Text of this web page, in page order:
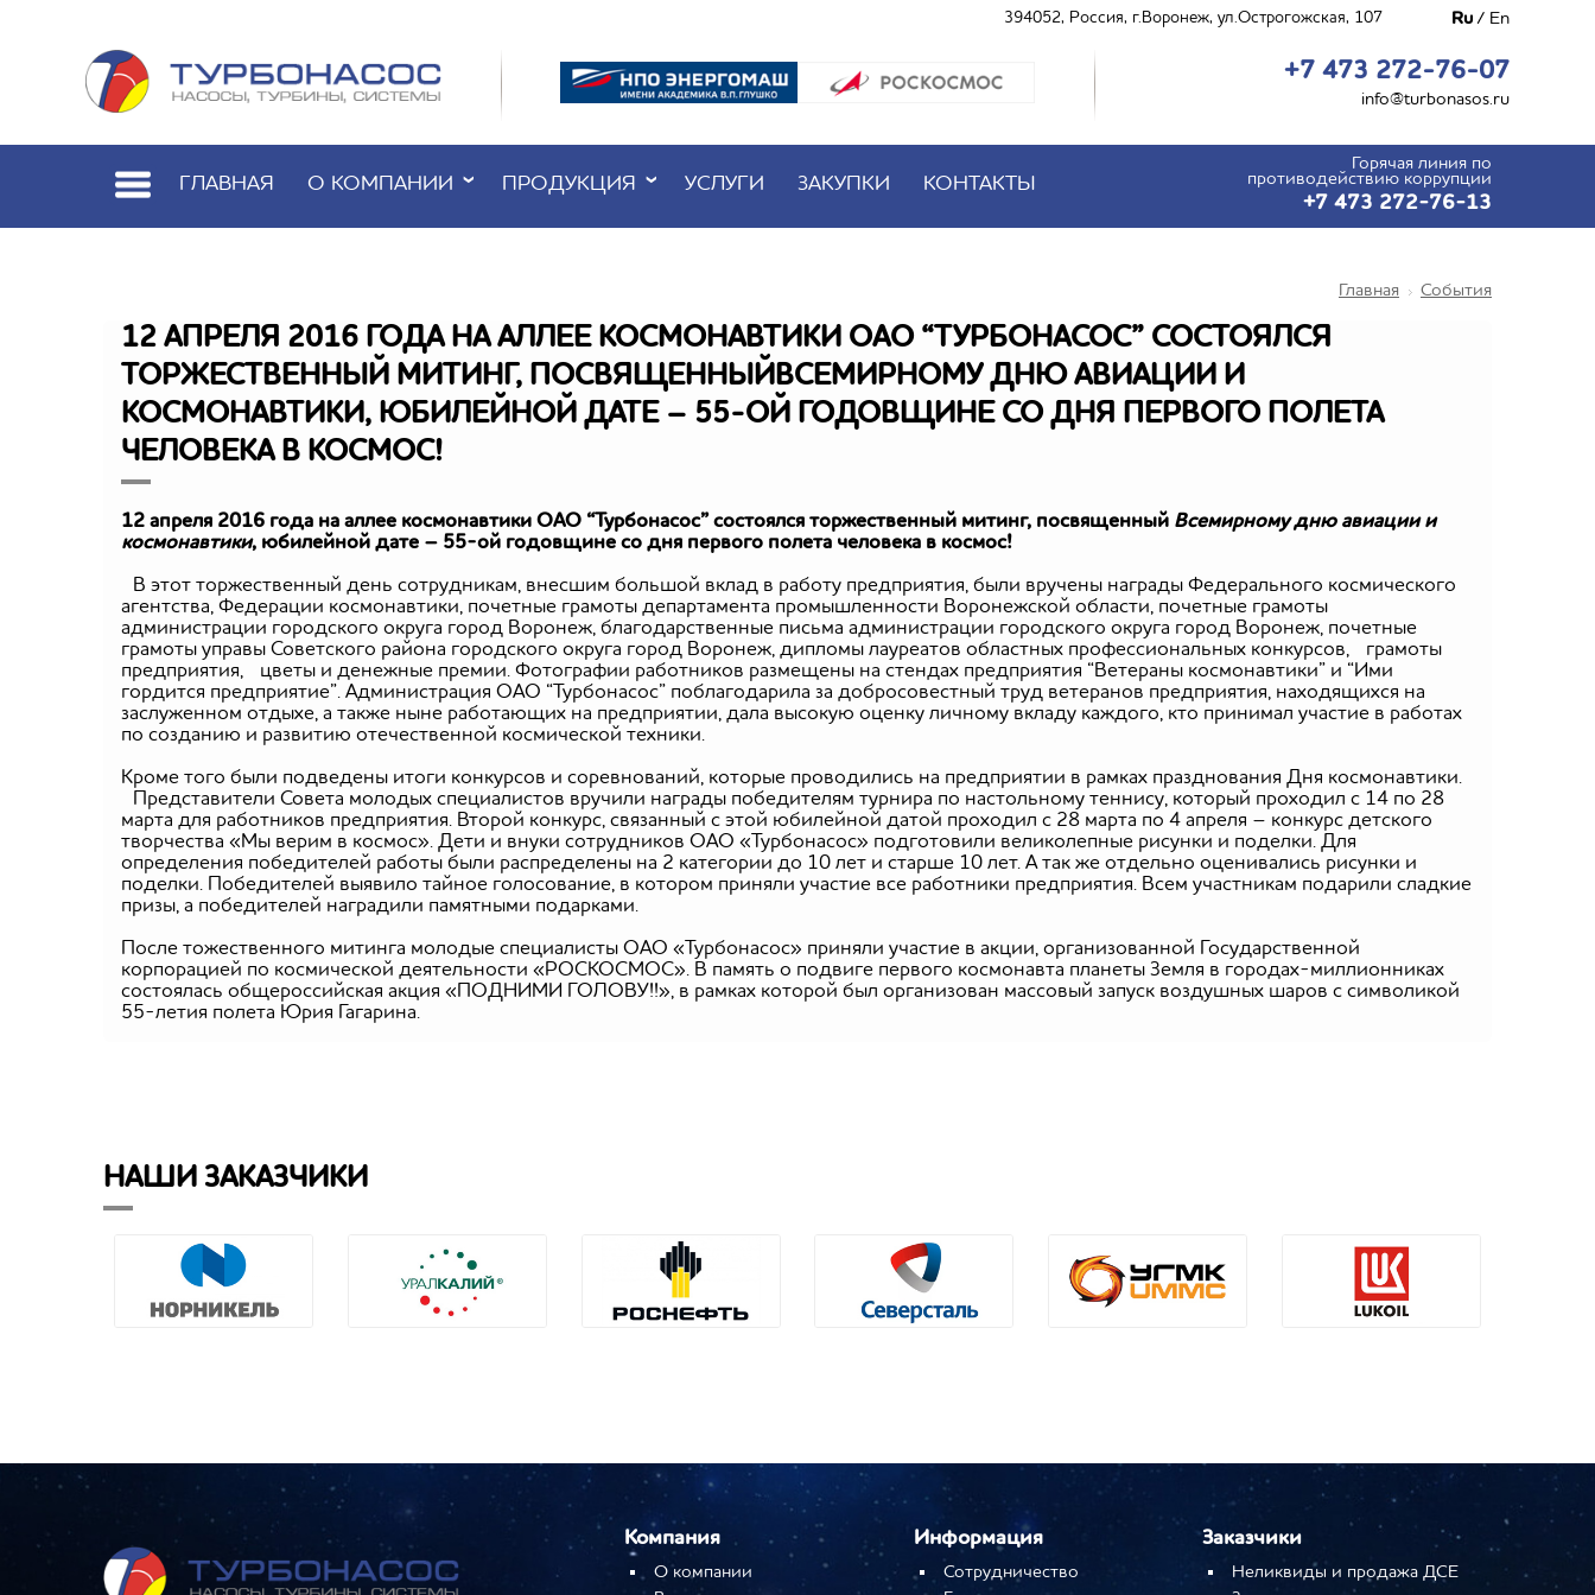
394052, Россия, г.Воронеж, ул.Острогожская, 107 Ru / En
+7 473 272-76-07
info@turbonasos.ru
ГЛАВНАЯ О КОМПАНИИ ПРОДУКЦИЯ УСЛУГИ ЗАКУПКИ КОНТАКТЫ
Горячая линия по
противодействию коррупции
+7 473 272-76-13
Главная События
12 АПРЕЛЯ 2016 ГОДА НА АЛЛЕЕ КОСМОНАВТИКИ ОАО “ТУРБОНАСОС” СОСТОЯЛСЯ
ТОРЖЕСТВЕННЫЙ МИТИНГ, ПОСВЯЩЕННЫЙВСЕМИРНОМУ ДНЮ АВИАЦИИ И
КОСМОНАВТИКИ, ЮБИЛЕЙНОЙ ДАТЕ – 55-ОЙ ГОДОВЩИНЕ СО ДНЯ ПЕРВОГО ПОЛЕТА
ЧЕЛОВЕКА В КОСМОС!
12 апреля 2016 года на аллее космонавтики ОАО “Турбонасос” состоялся торжественный митинг, посвященный Всемирному дню авиации и
космонавтики, юбилейной дате – 55-ой годовщине со дня первого полета человека в космос!
В этот торжественный день сотрудникам, внесшим большой вклад в работу предприятия, были вручены награды Федерального космического
агентства, Федерации космонавтики, почетные грамоты департамента промышленности Воронежской области, почетные грамоты
администрации городского округа город Воронеж, благодарственные письма администрации городского округа город Воронеж, почетные
грамоты управы Советского района городского округа город Воронеж, дипломы лауреатов областных профессиональных конкурсов, грамоты
предприятия, цветы и денежные премии. Фотографии работников размещены на стендах предприятия “Ветераны космонавтики” и “Ими
гордится предприятие”. Администрация ОАО “Турбонасос” поблагодарила за добросовестный труд ветеранов предприятия, находящихся на
заслуженном отдыхе, а также ныне работающих на предприятии, дала высокую оценку личному вкладу каждого, кто принимал участие в работах
по созданию и развитию отечественной космической техники.
Кроме того были подведены итоги конкурсов и соревнований, которые проводились на предприятии в рамках празднования Дня космонавтики.
Представители Совета молодых специалистов вручили награды победителям турнира по настольному теннису, который проходил с 14 по 28
марта для работников предприятия. Второй конкурс, связанный с этой юбилейной датой проходил с 28 марта по 4 апреля – конкурс детского
творчества «Мы верим в космос». Дети и внуки сотрудников ОАО «Турбонасос» подготовили великолепные рисунки и поделки. Для
определения победителей работы были распределены на 2 категории до 10 лет и старше 10 лет. А так же отдельно оценивались рисунки и
поделки. Победителей выявило тайное голосование, в котором приняли участие все работники предприятия. Всем участникам подарили сладкие
призы, а победителей наградили памятными подарками.
После тожественного митинга молодые специалисты ОАО «Турбонасос» приняли участие в акции, организованной Государственной
корпорацией по космической деятельности «РОСКОСМОС». В память о подвиге первого космонавта планеты Земля в городах-миллионниках
состоялась общероссийская акция «ПОДНИМИ ГОЛОВУ!!», в рамках которой был организован массовый запуск воздушных шаров с символикой
55-летия полета Юрия Гагарина.
НАШИ ЗАКАЗЧИКИ
Компания
О компании
Информация
Сотрудничество
Заказчики
Неликвиды и продажа ДСЕ